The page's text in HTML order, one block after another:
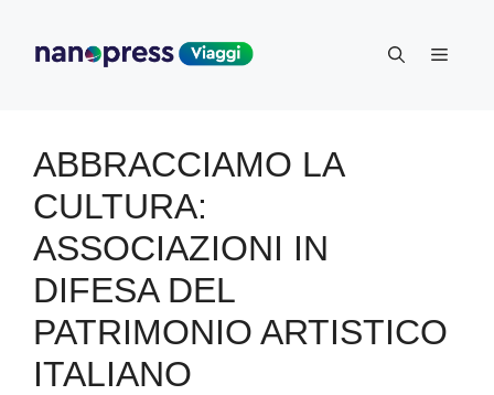
contenuto
Menu
ABBRACCIAMO LA
CULTURA:
ASSOCIAZIONI IN
DIFESA DEL
PATRIMONIO ARTISTICO
ITALIANO